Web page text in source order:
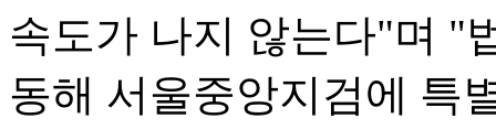
속도가 나지 않는다"며 "
동해 서울중앙지검에 특